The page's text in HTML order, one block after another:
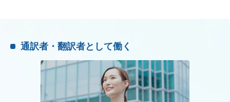
通訳者・翻訳者として働く